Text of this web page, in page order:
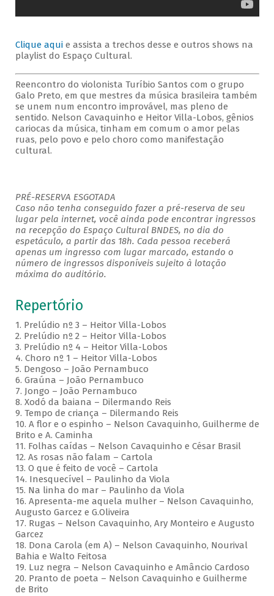
Clique aquie assista a trechos desse e outros shows na
playlist do Espaço Cultural.
Reencontro do violonista Turíbio Santos com o grupo
Galo Preto, em que mestres da música brasileira também
se unem num encontro improvável, mas pleno de
sentido. Nelson Cavaquinho e Heitor Villa-Lobos, gênios
cariocas da música, tinham em comum o amor pelas
ruas, pelo povo e pelo choro como manifestação
cultural.
PRÉ-RESERVA ESGOTADA
Caso não tenha conseguido fazer a pré-reserva de seu
lugar pela internet, você ainda pode encontrar ingressos
na recepção do Espaço Cultural BNDES, no dia do
espetáculo, a partir das 18h. Cada pessoa receberá
apenas um ingresso com lugar marcado, estando o
número de ingressos disponíveis sujeito à lotação
máxima do auditório.
Repertório
1. Prelúdio nº 3 – Heitor Villa-Lobos
2. Prelúdio nº 2 – Heitor Villa-Lobos
3. Prelúdio nº 4 – Heitor Villa-Lobos
4. Choro nº 1 – Heitor Villa-Lobos
5. Dengoso – João Pernambuco
6. Graúna – João Pernambuco
7. Jongo – João Pernambuco
8. Xodó da baiana – Dilermando Reis
9. Tempo de criança – Dilermando Reis
10. A flor e o espinho – Nelson Cavaquinho, Guilherme de
Brito e A. Caminha
11. Folhas caídas – Nelson Cavaquinho e César Brasil
12. As rosas não falam – Cartola
13. O que é feito de você – Cartola
14. Inesquecível – Paulinho da Viola
15. Na linha do mar – Paulinho da Viola
16. Apresenta-me aquela mulher – Nelson Cavaquinho,
Augusto Garcez e G.Oliveira
17. Rugas – Nelson Cavaquinho, Ary Monteiro e Augusto
Garcez
18. Dona Carola (em A) – Nelson Cavaquinho, Nourival
Bahia e Walto Feitosa
19. Luz negra – Nelson Cavaquinho e Amâncio Cardoso
20. Pranto de poeta – Nelson Cavaquinho e Guilherme
de Brito